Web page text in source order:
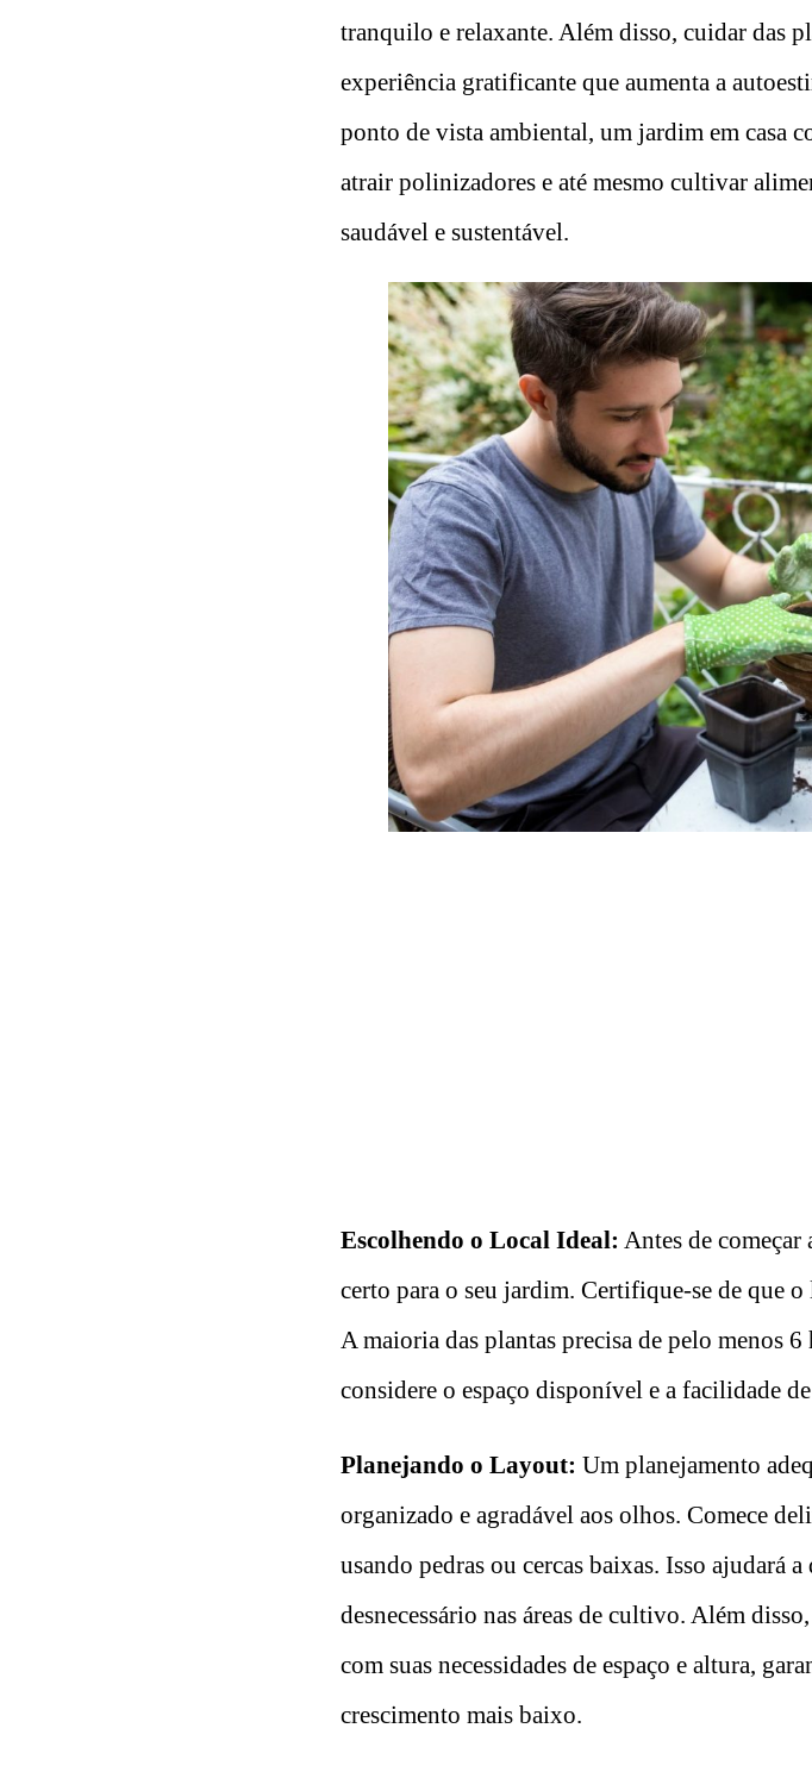
tranquilo e relaxante. Além disso, cuidar das
experiência gratificante que aumenta a
ponto de vista ambiental, um jardim em casa
atrair polinizadores e até mesmo cultivar
saudável e sustentável.
Escolhendo o Local Ideal: Antes de começar
certo para o seu jardim. Certifique-se de que
A maioria das plantas precisa de pelo menos
considere o espaço disponível e a facilidade
Planejando o Layout: Um planejamento
organizado e agradável aos olhos. Comece
usando pedras ou cercas baixas. Isso ajudará
desnecessário nas áreas de cultivo. Além
com suas necessidades de espaço e altura,
crescimento mais baixo.